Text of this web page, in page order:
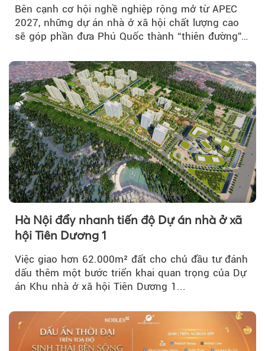
Bên cạnh cơ hội nghề nghiệp rộng mở từ APEC
2027, những dự án nhà ở xã hội chất lượng cao
sẽ góp phần đưa Phú Quốc thành “thiên đường”
Hà Nội đẩy nhanh tiến độ Dự án nhà ở xã
hội Tiên Dương 1
Việc giao hơn 62.000m² đất cho chủ đầu tư đánh
dấu thêm một bước triển khai quan trọng của Dự
án Khu nhà ở xã hội Tiên Dương 1...